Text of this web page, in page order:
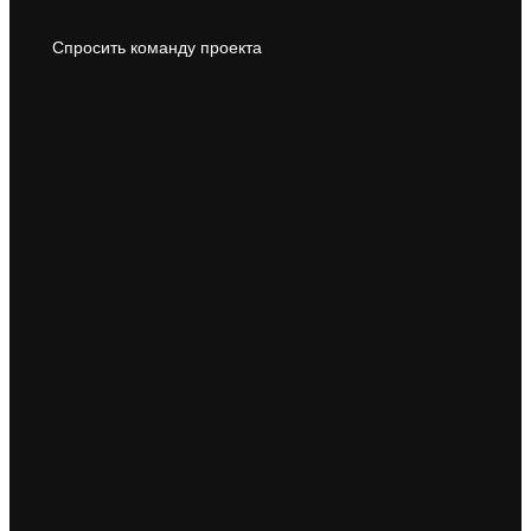
Спросить команду проекта